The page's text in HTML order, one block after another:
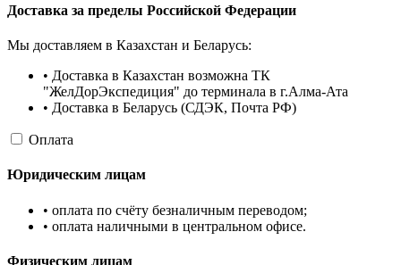
Доставка за пределы Российской Федерации
Мы доставляем в Казахстан и Беларусь:
• Доставка в Казахстан возможна ТК
"ЖелДорЭкспедиция" до терминала в г.Алма-Ата
• Доставка в Беларусь (СДЭК, Почта РФ)
Оплата
Юридическим лицам
• оплата по счёту безналичным переводом;
• оплата наличными в центральном офисе.
Физическим лицам